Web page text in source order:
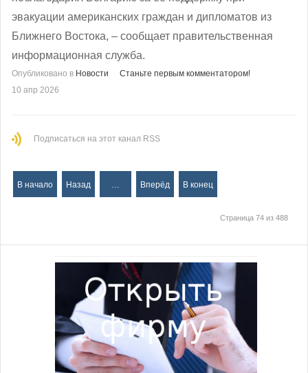
эвакуации американских граждан и дипломатов из
Ближнего Востока, – сообщает правительственная
информационная служба.
Опубликовано в Новости
Станьте первым комментатором!
10 апр 2026
Подписаться на этот канал RSS
В начало Назад … Вперёд В конец
Страница 74 из 488